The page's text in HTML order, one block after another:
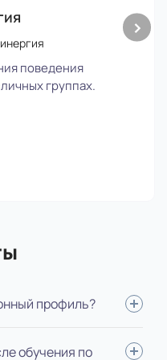
поведения
группах.
›
профиль?
со
обучения по